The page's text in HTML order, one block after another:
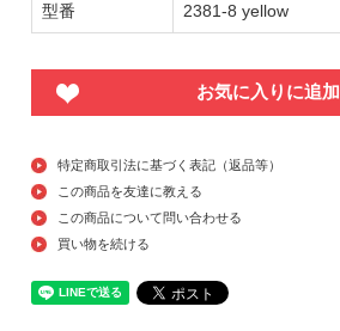
型番 2381-8 yellow
お気に入りに追加
特定商取引法に基づく表記（返品等）
この商品を友達に教える
この商品について問い合わせる
買い物を続ける